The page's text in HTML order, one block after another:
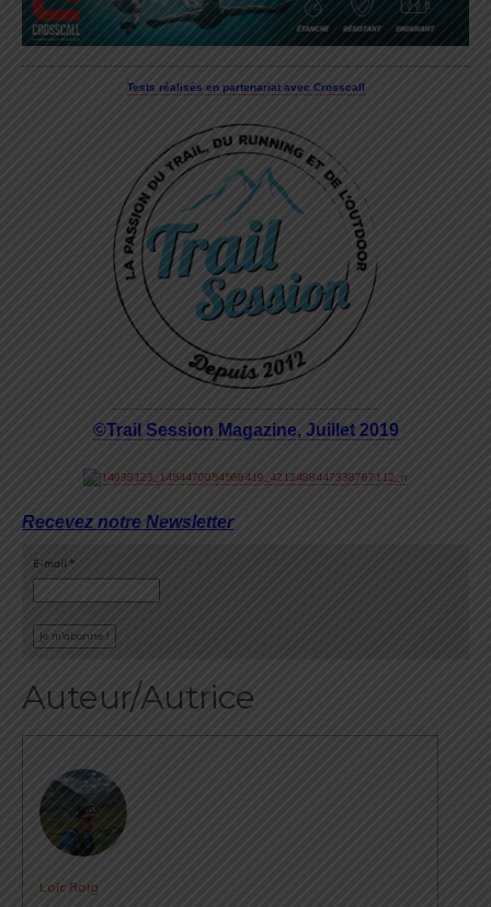
Tests réalisés en partenariat avec Crosscall
©Trail Session Magazine, Juillet 2019
Recevez notre Newsletter
E-mail *
Auteur/Autrice
Loïc Roig